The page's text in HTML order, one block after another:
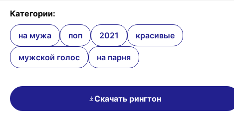
Категории:
на мужа поп 2021 красивые
мужской голос на парня
Скачать рингтон